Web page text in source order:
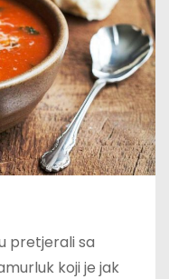
pretjerali sa
koji je jak